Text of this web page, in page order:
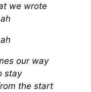
we wrote
our way
stay
the start